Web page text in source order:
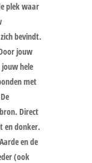
plek waar
bevindt.
jouw
hele
met
Direct
en donker.
en de
(ook